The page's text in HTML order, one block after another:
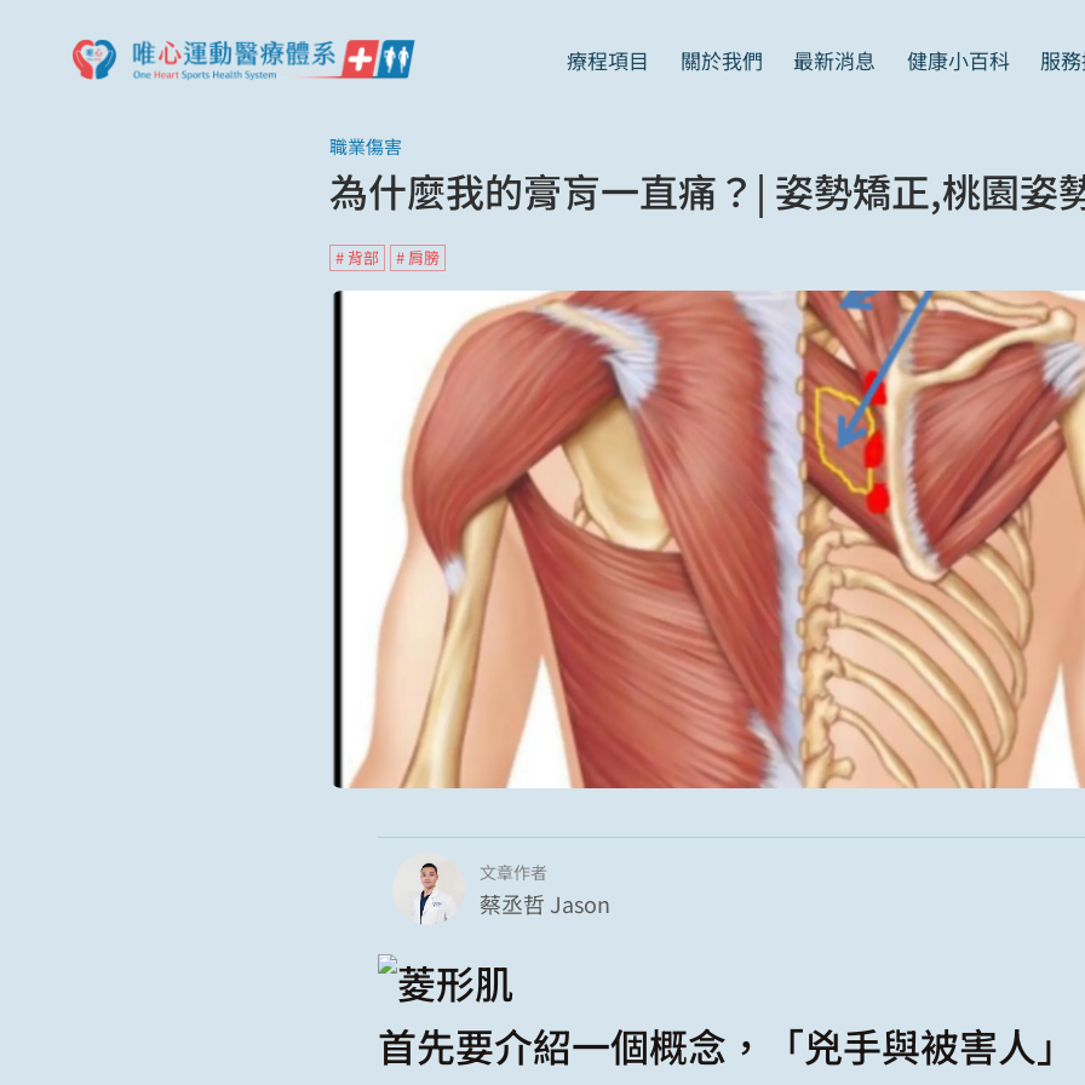
療程項目
產後修復套餐
關於我們
服務流程介紹
最新消息 健康小百科
見證案例
服
職業傷害
為什麼我的膏肓一直痛？| 姿勢矯正,桃園姿
# 背部 # 肩膀
文章作者
蔡丞哲 Jason
首先要介紹一個概念，「兇手與被害人」